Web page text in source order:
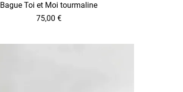
Bague Toi et Moi tourmaline
75,00 €